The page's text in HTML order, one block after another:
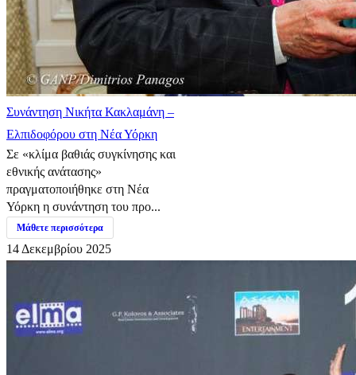
Συνάντηση Νικήτα Κακλαμάνη –
Ελπιδοφόρου στη Νέα Υόρκη
Σε «κλίμα βαθιάς συγκίνησης και
εθνικής ανάτασης»
πραγματοποιήθηκε στη Νέα
Υόρκη η συνάντηση του προ...
Μάθετε περισσότερα
14 Δεκεμβρίου 2025